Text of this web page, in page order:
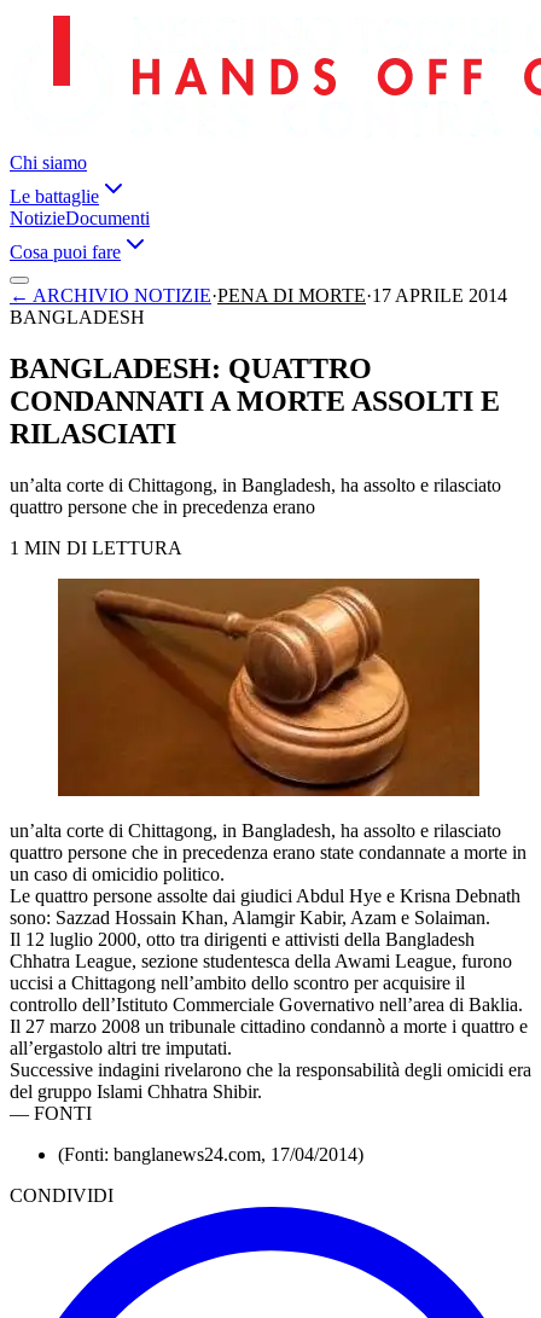
Chi siamo
Le battaglie
NotizieDocumenti
Cosa puoi fare
← ARCHIVIO NOTIZIE·PENA DI MORTE·17 APRILE 2014
BANGLADESH
BANGLADESH: QUATTRO
CONDANNATI A MORTE ASSOLTI E
RILASCIATI
un’alta corte di Chittagong, in Bangladesh, ha assolto e rilasciato
quattro persone che in precedenza erano
1 MIN DI LETTURA
un’alta corte di Chittagong, in Bangladesh, ha assolto e rilasciato
quattro persone che in precedenza erano state condannate a morte in
un caso di omicidio politico.
Le quattro persone assolte dai giudici Abdul Hye e Krisna Debnath
sono: Sazzad Hossain Khan, Alamgir Kabir, Azam e Solaiman.
Il 12 luglio 2000, otto tra dirigenti e attivisti della Bangladesh
Chhatra League, sezione studentesca della Awami League, furono
uccisi a Chittagong nell’ambito dello scontro per acquisire il
controllo dell’Istituto Commerciale Governativo nell’area di Baklia.
Il 27 marzo 2008 un tribunale cittadino condannò a morte i quattro e
all’ergastolo altri tre imputati.
Successive indagini rivelarono che la responsabilità degli omicidi era
del gruppo Islami Chhatra Shibir.
— FONTI
(Fonti: banglanews24.com, 17/04/2014)
CONDIVIDI